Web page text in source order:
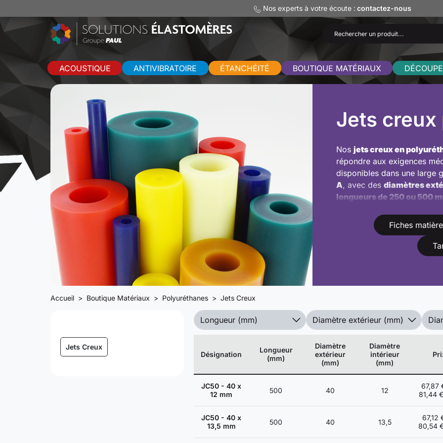
Nos experts à votre écoute : contactez-nous
ACOUSTIQUE ANTIVIBRATOIRE ÉTANCHÉITÉ BOUTIQUE MATÉRIAUX
Jets creux
Nos jets creux en
répondre aux exigences
disponibles dans une large
A, avec des diamètres
longueurs de 250 ou 500
Leur conception creuse
conservant une excellente
l’abrasion, ce qui en fait
applications industrielles.
contractuelle. Des
Fiches
Accueil Boutique Matériaux Polyuréthanes Jets Creux
Jets Creux
Longueur (mm) Diamètre extérieur (mm)
Désignation
Longueur
(mm)
Diamètre
extérieur
(mm)
Diamètre
intérieur
(mm)
JC50 - 40 x
12 mm
500 40 12
67,87
81,44
JC50 - 40 x
13,5 mm
500 40 13,5
67,12
80,54